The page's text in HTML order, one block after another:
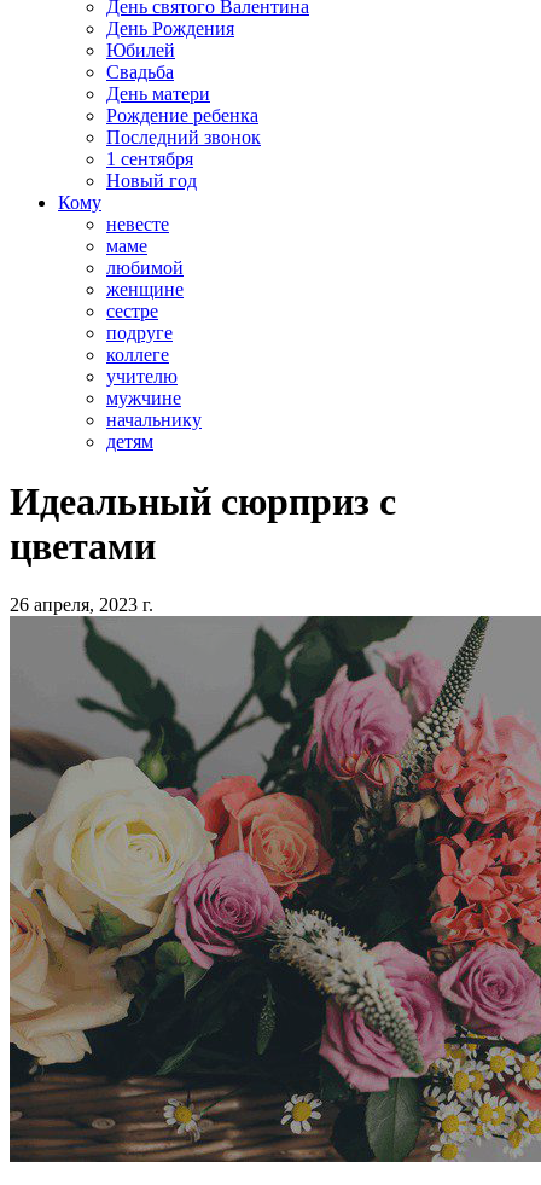
День святого Валентина
День Рождения
Юбилей
Свадьба
День матери
Рождение ребенка
Последний звонок
1 сентября
Новый год
Кому
невесте
маме
любимой
женщине
сестре
подруге
коллеге
учителю
мужчине
начальнику
детям
Идеальный сюрприз с
цветами
26 апреля, 2023 г.